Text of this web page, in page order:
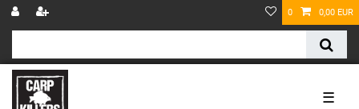
0 0,00 EUR
☰